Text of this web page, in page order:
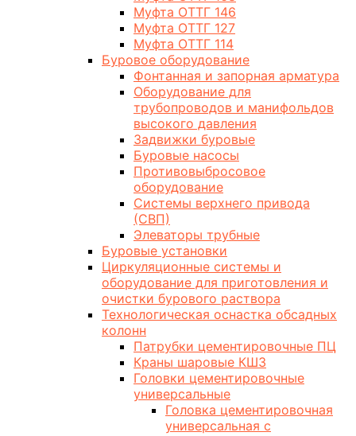
Муфта ОТТГ 146
Муфта ОТТГ 127
Муфта ОТТГ 114
Буровое оборудование
Фонтанная и запорная арматура
Оборудование для
трубопроводов и манифольдов
высокого давления
Задвижки буровые
Буровые насосы
Противовыбросовое
оборудование
Системы верхнего привода
(СВП)
Элеваторы трубные
Буровые установки
Циркуляционные системы и
оборудование для приготовления и
очистки бурового раствора
Технологическая оснастка обсадных
колонн
Патрубки цементировочные ПЦ
Краны шаровые КШЗ
Головки цементировочные
универсальные
Головка цементировочная
универсальная с